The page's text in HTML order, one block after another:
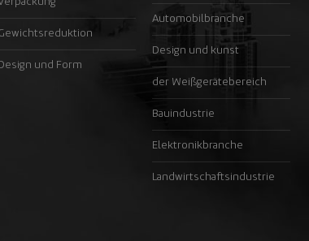
Design und Form
Automobilbranche
Design und kunst
der Weißgerätebereich
Bauindustrie
Elektronikbranche
Landwirtschaftsindustrie